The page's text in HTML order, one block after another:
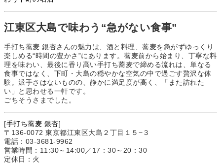
江東区大島で味わう“急がない食事”
手打ち蕎麦 銀杏さんの魅力は、酒と料理、蕎麦を急がずゆっくり
楽しめる“時間の豊かさ”にあります。蕎麦前から始まり、丁寧な料
理を味わい、最後に香り高い手打ち蕎麦で締める流れは、単なる
食事ではなく、下町・大島の穏やかな空気の中で過ごす贅沢な体
験。派手さはないものの、静かに満足度が高く、「また訪れた
い」と思わせる一軒です。
ごちそうさまでした。
[手打ち蕎麦 銀杏]
〒136-0072 東京都江東区大島２丁目１５−３
電話：03-3681-9962
営業時間：11:30～14:00／17：30～20：30
定休日：火